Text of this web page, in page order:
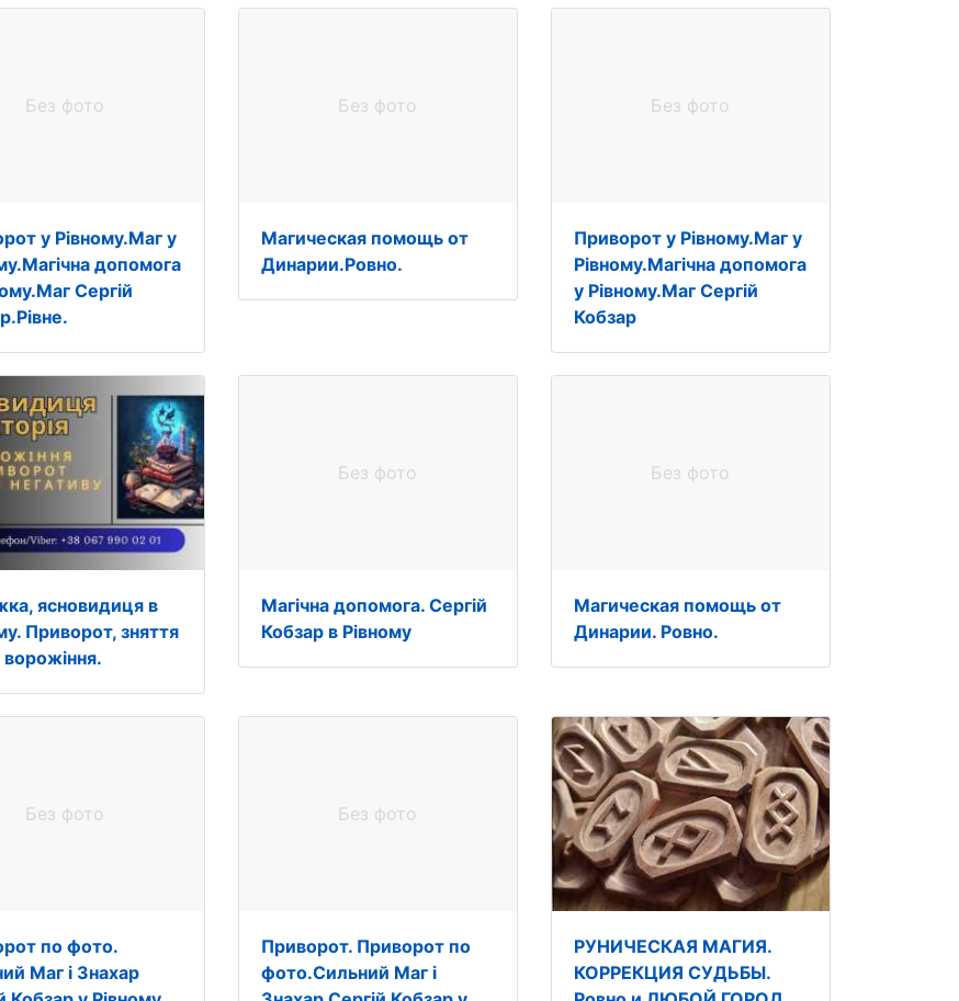
Без фото
у Рівному.Маг у
допомога
Сергій
Без фото
Магическая помощь от
Динарии.Ровно.
Без фото
Приворот у Рівному.Маг у
Рівному.Магічна допомога
у Рівному.Маг Сергій
Кобзар
ясновидиця в
Приворот, зняття
ворожіння.
Без фото
Магічна допомога. Сергій
Кобзар в Рівному
Без фото
Магическая помощь от
Динарии. Ровно.
Без фото
по фото.
Маг і Знахар
Без фото
Приворот. Приворот по
фото.Сильний Маг і
РУНИЧЕСКАЯ МАГИЯ.
КОРРЕКЦИЯ СУДЬБЫ.